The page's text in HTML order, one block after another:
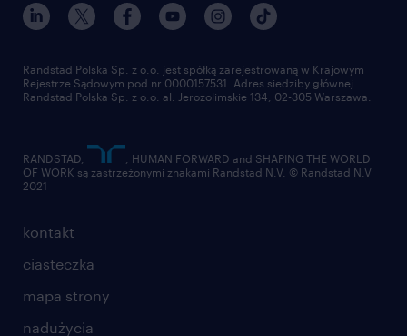
kontakt
ciasteczka
mapa strony
nadużycia
Randstad Polska Sp. z o.o. jest spółką zarejestrowaną w Krajowym
Rejestrze Sądowym pod nr 0000157531. Adres siedziby głównej
Randstad Polska Sp. z o.o. al. Jerozolimskie 134, 02-305 Warszawa.
RANDSTAD,
, HUMAN FORWARD and SHAPING THE WORLD
OF WORK są zastrzeżonymi znakami Randstad N.V. © Randstad N.V
2021